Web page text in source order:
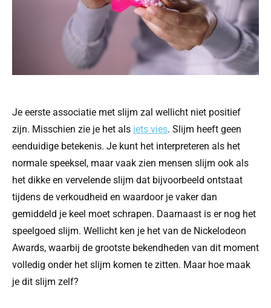
Je eerste associatie met slijm zal wellicht niet positief
zijn. Misschien zie je het als iets vies. Slijm heeft geen
eenduidige betekenis. Je kunt het interpreteren als het
normale speeksel, maar vaak zien mensen slijm ook als
het dikke en vervelende slijm dat bijvoorbeeld ontstaat
tijdens de verkoudheid en waardoor je vaker dan
gemiddeld je keel moet schrapen. Daarnaast is er nog het
speelgoed slijm. Wellicht ken je het van de Nickelodeon
Awards, waarbij de grootste bekendheden van dit moment
volledig onder het slijm komen te zitten. Maar hoe maak
je dit slijm zelf?